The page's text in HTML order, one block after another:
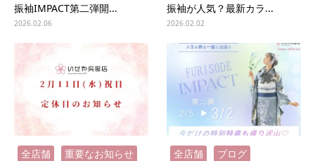
振袖IMPACT第二弾開...
2026.02.06
振袖が人気？最新カラ...
2026.02.02
全店舗 重要なお知らせ 全店舗 ブログ